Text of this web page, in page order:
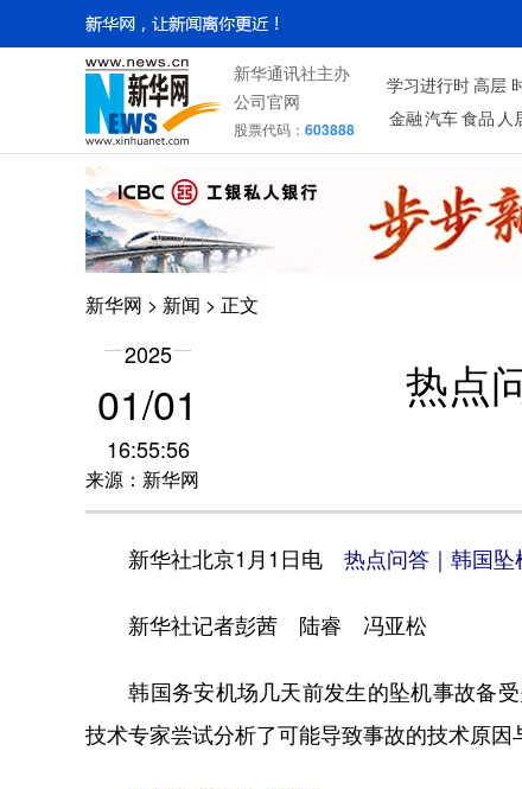
新华通讯社主办
公司官网
股票代码： 603888
学习进行时 高层
金融 汽车 食品 人
新华网 > 新闻 > 正文
2025
01/01
16:55:56
来源：新华网
热点
新华社北京1月1日电 热点问答｜韩国坠
新华社记者彭茜 陆睿 冯亚松
韩国务安机场几天前发生的坠机事故备受
技术专家尝试分析了可能导致事故的技术原因